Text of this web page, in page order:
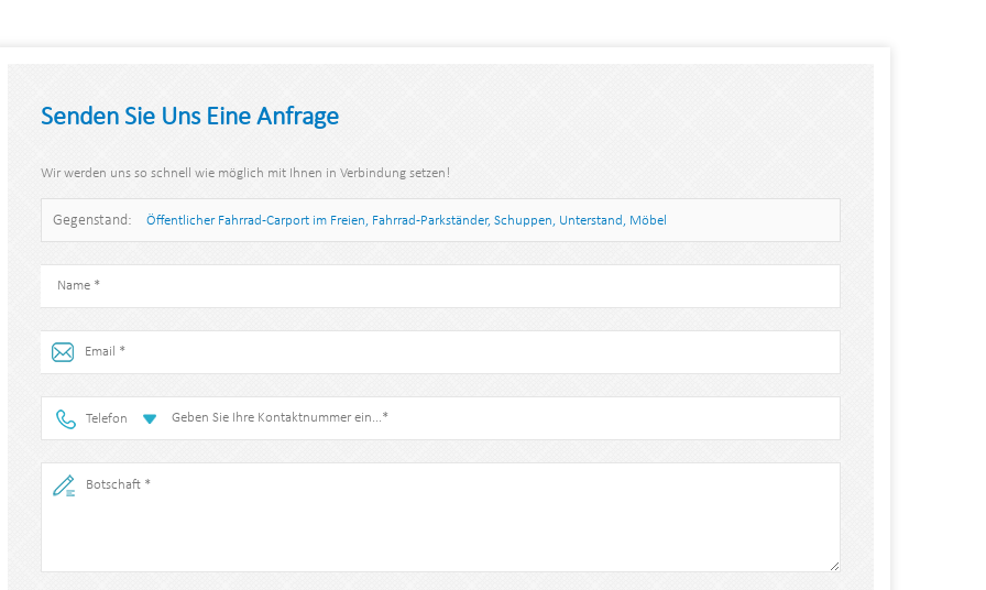
Senden Sie Uns Eine Anfrage
Wir werden uns so schnell wie möglich mit Ihnen in Verbindung setzen!
Gegenstand: Öffentlicher Fahrrad-Carport im Freien, Fahrrad-Parkständer, Schuppen, Unterstand, Möbel
Telefon